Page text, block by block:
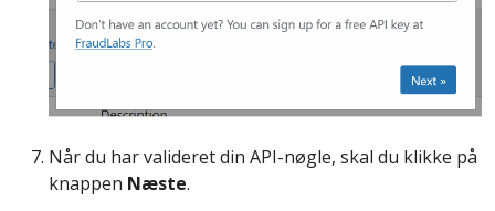
Når du har valideret din API-nøgle, skal du klikke på
knappen Næste.